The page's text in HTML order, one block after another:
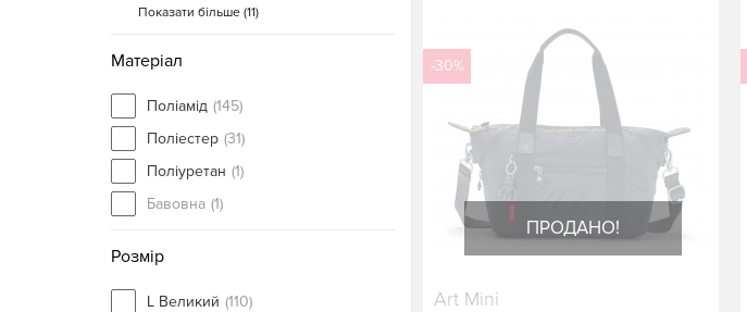
Показати більше (11)
Матеріал
Поліамід (145)
Поліестер (31)
Поліуретан (1)
Бавовна (1)
Розмір
L Великий (110)
ПРОДАНО!
-30%
Art Mini